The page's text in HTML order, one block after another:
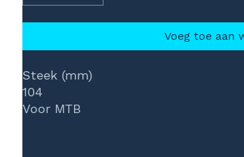
Voeg toe aan
Steek (mm)
104
Voor MTB